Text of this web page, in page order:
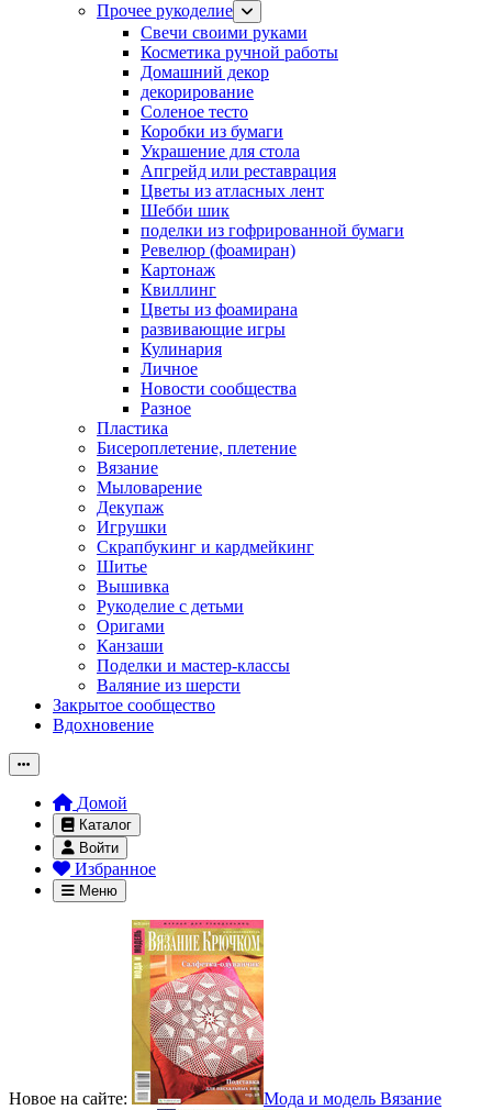
Прочее рукоделие
Свечи своими руками
Косметика ручной работы
Домашний декор
декорирование
Соленое тесто
Коробки из бумаги
Украшение для стола
Апгрейд или реставрация
Цветы из атласных лент
Шебби шик
поделки из гофрированной бумаги
Ревелюр (фоамиран)
Картонаж
Квиллинг
Цветы из фоамирана
развивающие игры
Кулинария
Личное
Новости сообщества
Разное
Пластика
Бисероплетение, плетение
Вязание
Мыловарение
Декупаж
Игрушки
Скрапбукинг и кардмейкинг
Шитье
Вышивка
Рукоделие с детьми
Оригами
Канзаши
Поделки и мастер-классы
Валяние из шерсти
Закрытое сообщество
Вдохновение
Домой
Каталог
Войти
Избранное
Меню
Новое на сайте: Мода и модель Вязание